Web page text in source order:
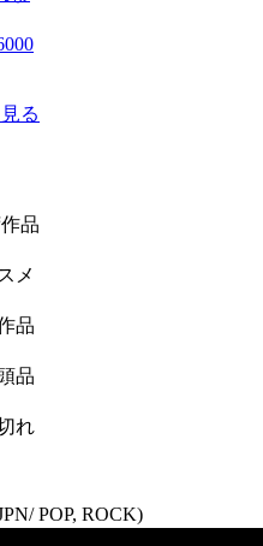
品
メ
品
品
れ
POP, ROCK)